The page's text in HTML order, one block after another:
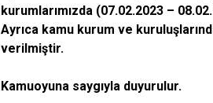
kurumlarımızda (07.02.2023 –
Ayrıca kamu kurum ve
verilmiştir.
Kamuoyuna saygıyla duyurulur.